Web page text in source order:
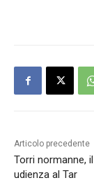
Articolo precedente
Torri normanne,
udienza al Tar